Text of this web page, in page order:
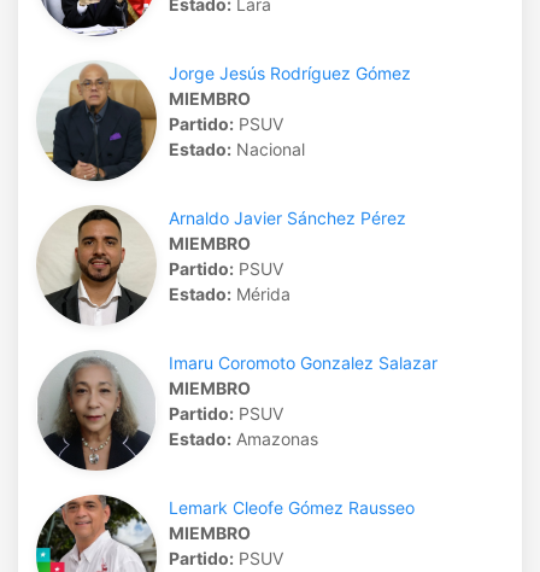
Estado: Lara
Jorge Jesús Rodríguez Gómez
MIEMBRO
Partido: PSUV
Estado: Nacional
Arnaldo Javier Sánchez Pérez
MIEMBRO
Partido: PSUV
Estado: Mérida
Imaru Coromoto Gonzalez Salazar
MIEMBRO
Partido: PSUV
Estado: Amazonas
Lemark Cleofe Gómez Rausseo
MIEMBRO
Partido: PSUV